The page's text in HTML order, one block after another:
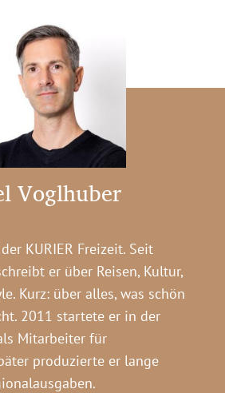
Voglhuber
KURIER Freizeit. Seit
er über Reisen, Kultur,
Kurz: über alles, was schön
2011 startete er in der
Mitarbeiter für
produzierte er lange